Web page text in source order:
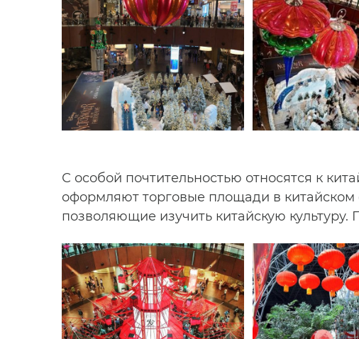
С особой почтительностью относятся к
оформляют торговые площади в китайском
позволяющие изучить китайскую